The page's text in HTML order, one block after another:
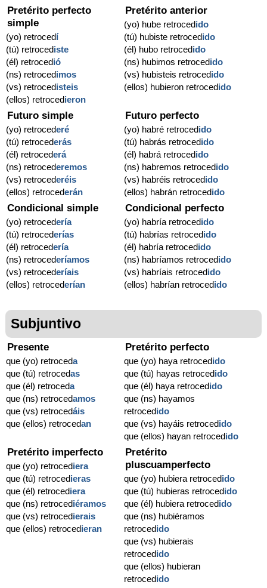
Pretérito perfecto
simple
(yo) retrocedí
(tú) retrocediste
(él) retrocedió
(ns) retrocedimos
(vs) retrocedisteis
(ellos) retrocedieron
Pretérito anterior
(yo) hube retrocedido
(tú) hubiste retrocedido
(él) hubo retrocedido
(ns) hubimos retrocedido
(vs) hubisteis retrocedido
(ellos) hubieron retrocedido
Futuro simple
(yo) retrocederé
(tú) retrocederás
(él) retrocederá
(ns) retrocederemos
(vs) retrocederéis
(ellos) retrocederán
Futuro perfecto
(yo) habré retrocedido
(tú) habrás retrocedido
(él) habrá retrocedido
(ns) habremos retrocedido
(vs) habréis retrocedido
(ellos) habrán retrocedido
Condicional simple
(yo) retrocedería
(tú) retrocederías
(él) retrocedería
(ns) retrocederíamos
(vs) retrocederíais
(ellos) retrocederían
Condicional perfecto
(yo) habría retrocedido
(tú) habrías retrocedido
(él) habría retrocedido
(ns) habríamos retrocedido
(vs) habríais retrocedido
(ellos) habrían retrocedido
Subjuntivo
Presente
que (yo) retroceda
que (tú) retrocedas
que (él) retroceda
que (ns) retrocedamos
que (vs) retrocedáis
que (ellos) retrocedan
Pretérito perfecto
que (yo) haya retrocedido
que (tú) hayas retrocedido
que (él) haya retrocedido
que (ns) hayamos
retrocedido
que (vs) hayáis retrocedido
que (ellos) hayan retrocedido
Pretérito imperfecto
que (yo) retrocediera
que (tú) retrocedieras
que (él) retrocediera
que (ns) retrocediéramos
que (vs) retrocedierais
que (ellos) retrocedieran
Pretérito
pluscuamperfecto
que (yo) hubiera retrocedido
que (tú) hubieras retrocedido
que (él) hubiera retrocedido
que (ns) hubiéramos
retrocedido
que (vs) hubierais
retrocedido
que (ellos) hubieran
retrocedido